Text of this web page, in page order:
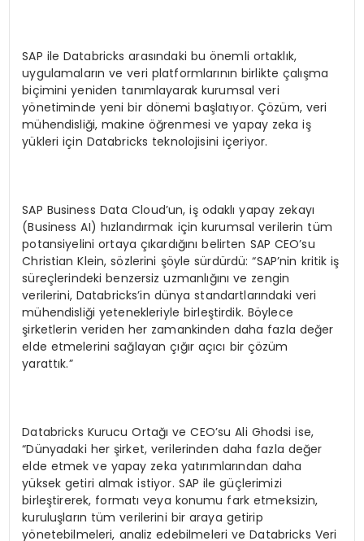
SAP ile Databricks arasındaki bu önemli ortaklık,
uygulamaların ve veri platformlarının birlikte çalışma
biçimini yeniden tanımlayarak kurumsal veri
yönetiminde yeni bir dönemi başlatıyor. Çözüm, veri
mühendisliği, makine öğrenmesi ve yapay zeka iş
yükleri için Databricks teknolojisini içeriyor.
SAP Business Data Cloud’un, iş odaklı yapay zekayı
(Business AI) hızlandırmak için kurumsal verilerin tüm
potansiyelini ortaya çıkardığını belirten SAP CEO’su
Christian Klein, sözlerini şöyle sürdürdü: “SAP’nin kritik iş
süreçlerindeki benzersiz uzmanlığını ve zengin
verilerini, Databricks’in dünya standartlarındaki veri
mühendisliği yetenekleriyle birleştirdik. Böylece
şirketlerin veriden her zamankinden daha fazla değer
elde etmelerini sağlayan çığır açıcı bir çözüm
yarattık.”
Databricks Kurucu Ortağı ve CEO’su Ali Ghodsi ise,
“Dünyadaki her şirket, verilerinden daha fazla değer
elde etmek ve yapay zeka yatırımlarından daha
yüksek getiri almak istiyor. SAP ile güçlerimizi
birleştirerek, formatı veya konumu fark etmeksizin,
kuruluşların tüm verilerini bir araya getirip
yönetebilmeleri, analiz edebilmeleri ve Databricks Veri